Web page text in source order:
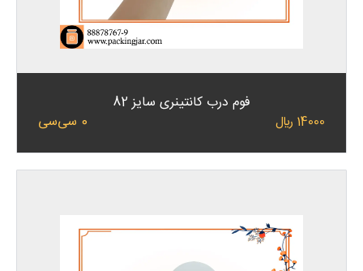
فوم درب کانتینری سایز 82
14000 ﷼ 0 سی‌سی